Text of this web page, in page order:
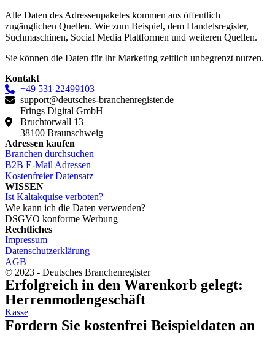
Alle Daten des Adressenpaketes kommen aus öffentlich
zugänglichen Quellen. Wie zum Beispiel, dem Handelsregister,
Suchmaschinen, Social Media Plattformen und weiteren Quellen.
Sie können die Daten für Ihr Marketing zeitlich unbegrenzt nutzen.
Kontakt
+49 531 22499103
support@deutsches-branchenregister.de
Frings Digital GmbH
Bruchtorwall 13
38100 Braunschweig
Adressen kaufen
Branchen durchsuchen
B2B E-Mail Adressen
Kostenfreier Datensatz
WISSEN
Ist Kaltakquise verboten?
Wie kann ich die Daten verwenden?
DSGVO konforme Werbung
Rechtliches
Impressum
Datenschutzerklärung
AGB
© 2023 - Deutsches Branchenregister
Erfolgreich in den Warenkorb gelegt:
Herrenmodengeschäft
Kasse
Fordern Sie kostenfrei Beispieldaten an